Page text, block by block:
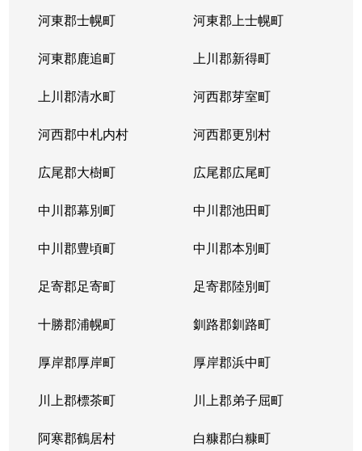
河東郡士幌町 河東郡上士幌町
河東郡鹿追町 上川郡新得町
上川郡清水町 河西郡芽室町
河西郡中札内村 河西郡更別村
広尾郡大樹町 広尾郡広尾町
中川郡幕別町 中川郡池田町
中川郡豊頃町 中川郡本別町
足寄郡足寄町 足寄郡陸別町
十勝郡浦幌町 釧路郡釧路町
厚岸郡厚岸町 厚岸郡浜中町
川上郡標茶町 川上郡弟子屈町
阿寒郡鶴居村 白糠郡白糠町